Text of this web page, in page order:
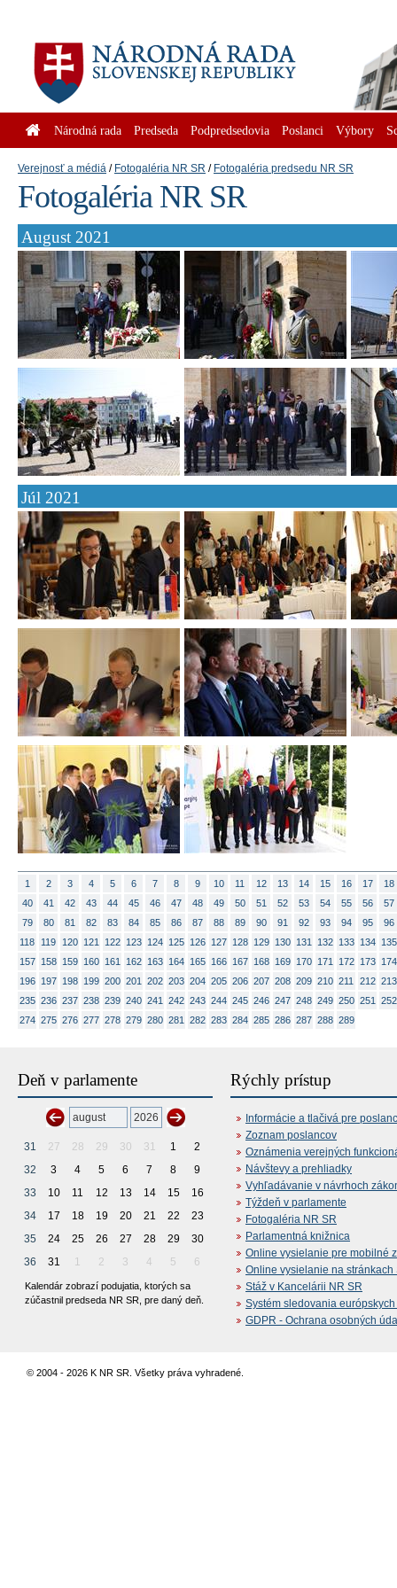
Národná rada Predseda Podpredsedovia Poslanci Výbory
Verejnosť a médiá Fotogaléria NR SR Fotogaléria predsedu NR SR
Fotogaléria NR SR
August 2021
Júl 2021
1 2 3 4 5 6 7 8 9 10 11 12 13 14 15 16 17
18
40
41 42 43 44 45 46 47 48 49 50 51 52 53 54 55 56
57
79
80 81 82 83 84 85 86 87 88 89 90 91 92 93 94 95
96
118
119 120 121 122 123 124 125 126 127 128 129 130 131 132 133 134
135
157
158 159 160 161 162 163 164 165 166 167 168 169 170 171 172 173
174
196
197 198 199 200 201 202 203 204 205 206 207 208 209 210 211 212 213
235 236 237 238 239 240 241 242 243 244 245 246 247 248 249 250 251
252
274 275 276 277 278 279 280 281 282 283 284 285 286 287 288 289
Deň v parlamente
31 27 28 29 30 31 1
2
32
3 4 5 6 7 8
9
33
10 11 12 13 14 15
16
34
17 18 19 20 21 22
23
35
24 25 26 27 28 29
30
36
31 1 2 3 4 5 6
Kalendár zobrazí podujatia, ktorých sa
zúčastnil predseda NR SR, pre daný deň.
Rýchly prístup
Informácie a tlačivá pre
Zoznam poslancov
Oznámenia verejných
Návštevy a prehliadky
Vyhľadávanie v návrhoch
Týždeň v parlamente
Fotogaléria NR SR
Parlamentná knižnica
Online vysielanie pre mobilné
Online vysielanie na stránkach
Stáž v Kancelárii NR SR
Systém sledovania
GDPR - Ochrana osobných
© 2004 - 2026 K NR SR. Všetky práva vyhradené.